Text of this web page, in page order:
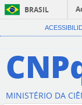
BRASIL
MINISTÉRIO DA